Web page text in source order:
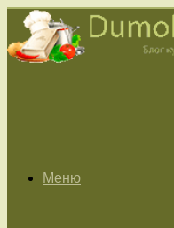
Меню